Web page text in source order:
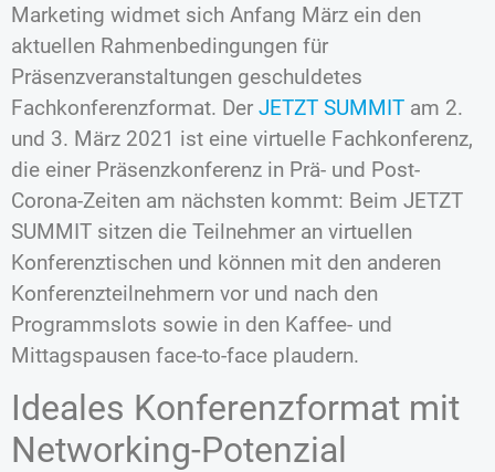
Marketing widmet sich Anfang März ein den
aktuellen Rahmenbedingungen für
Präsenzveranstaltungen geschuldetes
Fachkonferenzformat. Der JETZT SUMMIT am 2.
und 3. März 2021 ist eine virtuelle Fachkonferenz,
die einer Präsenzkonferenz in Prä- und Post-
Corona-Zeiten am nächsten kommt: Beim JETZT
SUMMIT sitzen die Teilnehmer an virtuellen
Konferenztischen und können mit den anderen
Konferenzteilnehmern vor und nach den
Programmslots sowie in den Kaffee- und
Mittagspausen face-to-face plaudern.
Ideales Konferenzformat mit
Networking-Potenzial